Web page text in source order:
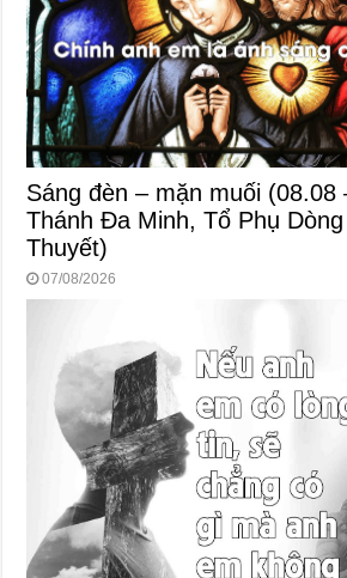
Sáng đèn – mặn muối (08.08
Thánh Đa Minh, Tổ Phụ
Thuyết)
07/08/2026